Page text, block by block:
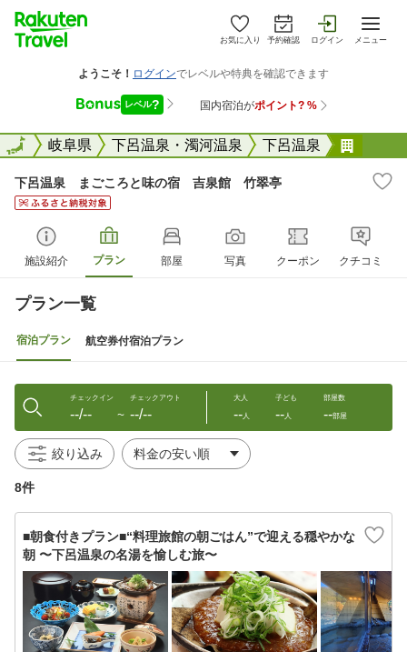
お気に入り 予約確認 ログイン メニュー
全国岐阜県 下呂温泉・濁河温泉 下呂温泉
全国
下呂温泉 まごころと味の宿 吉泉館 竹翠亭
施設紹介 プラン 部屋 写真 クーポン クチコミ
プラン一覧
宿泊プラン 航空券付宿泊プラン
チェックイン
--/-- 〜
チェックアウト
--/--
大人
--人
子ども
--人
部屋数
--部屋
絞り込み
8件
■朝食付きプラン■“料理旅館の朝ごはん”で迎える穏やかな
朝 〜下呂温泉の名湯を愉しむ旅〜